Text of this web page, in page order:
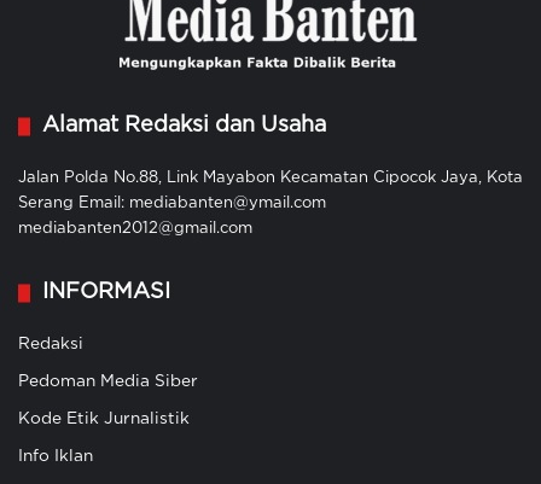
Alamat Redaksi dan Usaha
Jalan Polda No.88, Link Mayabon Kecamatan Cipocok Jaya, Kota
Serang Email: mediabanten@ymail.com
mediabanten2012@gmail.com
INFORMASI
Redaksi
Pedoman Media Siber
Kode Etik Jurnalistik
Info Iklan